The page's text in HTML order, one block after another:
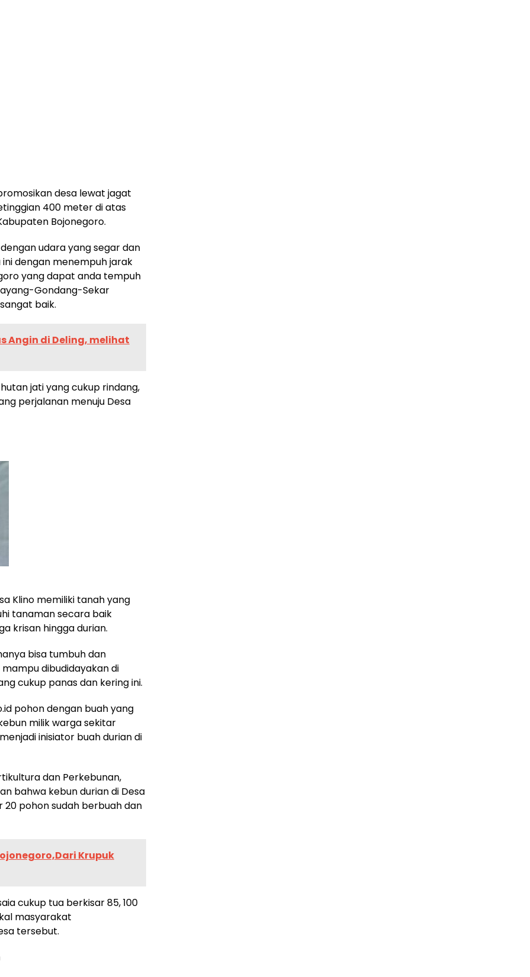
desa lewat jagat
400 meter di atas
Bojonegoro.
udara yang segar dan
dengan menempuh jarak
yang dapat anda tempuh
Gondang-Sekar
baik.
Angin di Deling, melihat
jati yang cukup rindang,
perjalanan menuju Desa
Klino memiliki tanah yang
tanaman secara baik
krisan hingga durian.
bisa tumbuh dan
dibudidayakan di
cukup panas dan kering ini.
pohon dengan buah yang
milik warga sekitar
inisiator buah durian di
dan Perkebunan,
bahwa kebun durian di Desa
20 pohon sudah berbuah dan
Krupuk
cukup tua berkisar 85, 100
masyarakat
tersebut.